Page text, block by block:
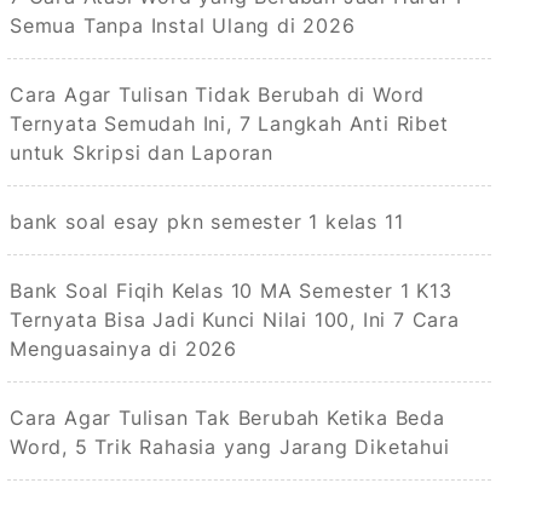
Semua Tanpa Instal Ulang di 2026
Cara Agar Tulisan Tidak Berubah di Word
Ternyata Semudah Ini, 7 Langkah Anti Ribet
untuk Skripsi dan Laporan
bank soal esay pkn semester 1 kelas 11
Bank Soal Fiqih Kelas 10 MA Semester 1 K13
Ternyata Bisa Jadi Kunci Nilai 100, Ini 7 Cara
Menguasainya di 2026
Cara Agar Tulisan Tak Berubah Ketika Beda
Word, 5 Trik Rahasia yang Jarang Diketahui